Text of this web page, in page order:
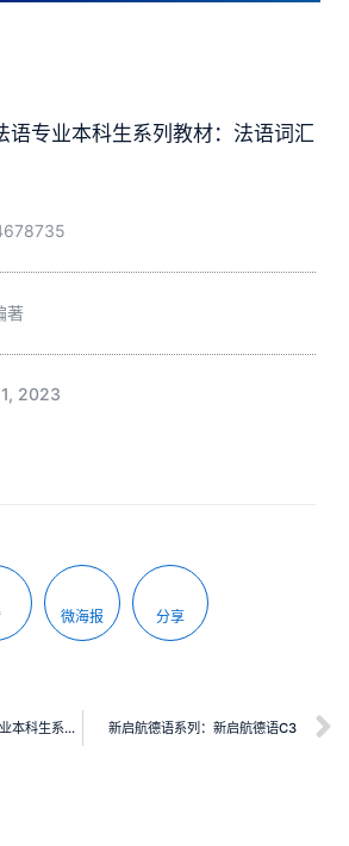
语专业本科生系列教材：法语词汇
著
2023
微海报 分享
新世纪高等学校法语专业本科生系列教材：高级法语听说教程（学生用书) 新启航德语系列：新启航德语C3